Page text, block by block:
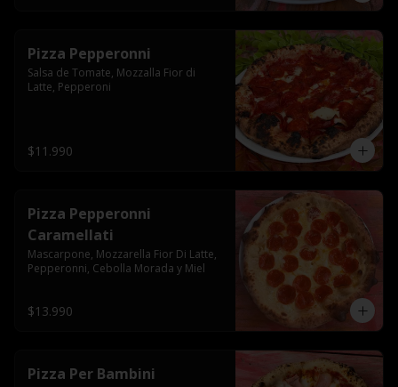
Pizza Pepperonni
Salsa de Tomate, Mozzalla Fior di
Latte, Pepperoni
$11.990
Pizza Pepperonni
Caramellati
Mascarpone, Mozzarella Fior Di Latte,
Pepperonni, Cebolla Morada y Miel
$13.990
Pizza Per Bambini